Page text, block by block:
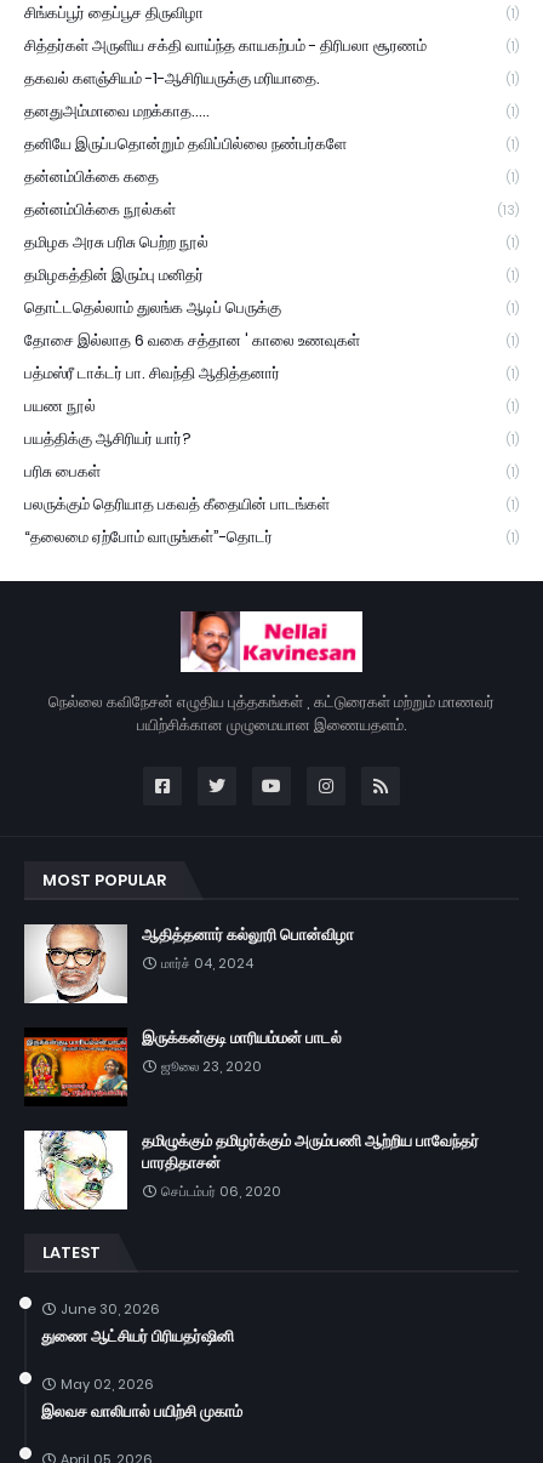
சிங்கப்பூர் தைப்பூச திருவிழா (1)
சித்தர்கள் அருளிய சக்தி வாய்ந்த காயகற்பம் - திரிபலா சூரணம் (1)
தகவல் களஞ்சியம் -1-ஆசிரியருக்கு மரியாதை. (1)
தனதுஅம்மாவை மறக்காத..... (1)
தனியே இருப்பதொன்றும் தவிப்பில்லை நண்பர்களே (1)
தன்னம்பிக்கை கதை (1)
தன்னம்பிக்கை நூல்கள் (13)
தமிழக அரசு பரிசு பெற்ற நூல் (1)
தமிழகத்தின் இரும்பு மனிதர் (1)
தொட்டதெல்லாம் துலங்க ஆடிப் பெருக்கு (1)
தோசை இல்லாத 6 வகை சத்தான ' காலை உணவுகள் (1)
பத்மஸ்ரீ டாக்டர் பா. சிவந்தி ஆதித்தனார் (1)
பயண நூல் (1)
பயத்திக்கு ஆசிரியர் யார்? (1)
பரிசு பைகள் (1)
பலருக்கும் தெரியாத பகவத் கீதையின் பாடங்கள் (1)
“தலைமை ஏற்போம் வாருங்கள்”-தொடர் (1)
நெல்லை கவிநேசன் எழுதிய புத்தகங்கள் , கட்டுரைகள் மற்றும் மாணவர்
பயிற்சிக்கான முழுமையான இணையதளம்.
MOST POPULAR
ஆதித்தனார் கல்லூரி பொன்விழா
மார்ச் 04, 2024
இருக்கன்குடி மாரியம்மன் பாடல்
ஜூலை 23, 2020
தமிழுக்கும் தமிழர்க்கும் அரும்பணி ஆற்றிய பாவேந்தர்
பாரதிதாசன்
செப்டம்பர் 06, 2020
LATEST
June 30, 2026
துணை ஆட்சியர் பிரியதர்ஷினி
May 02, 2026
இலவச வாலிபால் பயிற்சி முகாம்